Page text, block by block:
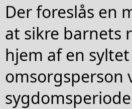
Der foreslås en
at sikre barnets
hjem af en
omsorgsperson